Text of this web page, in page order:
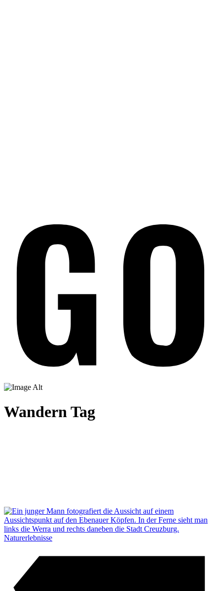
Wandern Tag
Naturerlebnisse